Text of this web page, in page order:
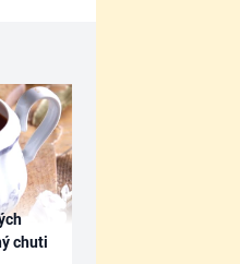
chuti